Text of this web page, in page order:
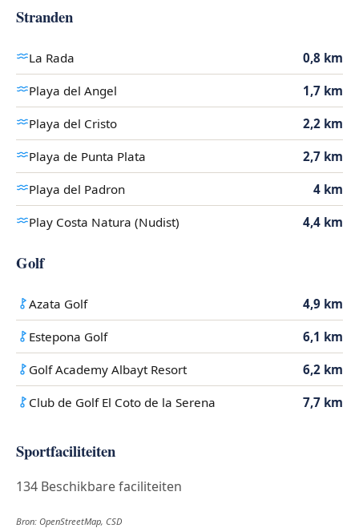
Stranden
La Rada 0,8 km
Playa del Angel 1,7 km
Playa del Cristo 2,2 km
Playa de Punta Plata 2,7 km
Playa del Padron 4 km
Play Costa Natura (Nudist) 4,4 km
Golf
Azata Golf 4,9 km
Estepona Golf 6,1 km
Golf Academy Albayt Resort 6,2 km
Club de Golf El Coto de la Serena 7,7 km
Sportfaciliteiten
134 Beschikbare faciliteiten
Bron: OpenStreetMap, CSD